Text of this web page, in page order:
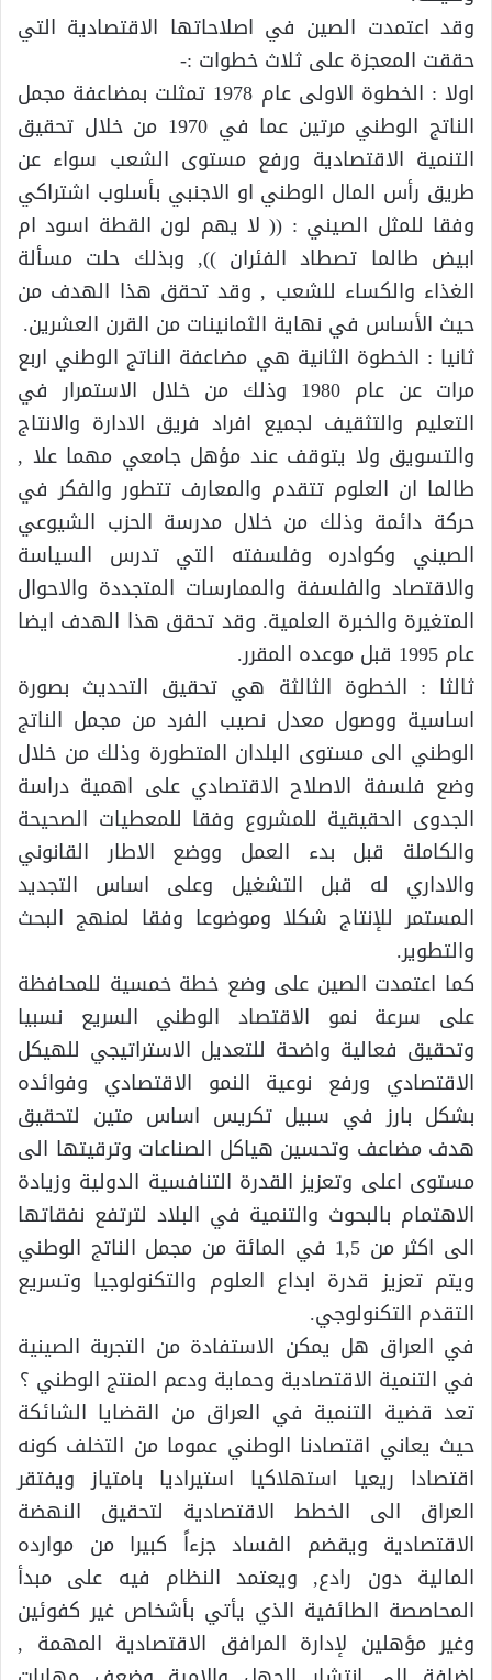
وقد اعتمدت الصين في اصلاحاتها الاقتصادية التي
حققت المعجزة على ثلاث خطوات :-
اولا : الخطوة الاولى عام 1978 تمثلت بمضاعفة مجمل
الناتج الوطني مرتين عما في 1970 من خلال تحقيق
التنمية الاقتصادية ورفع مستوى الشعب سواء عن
طريق رأس المال الوطني او الاجنبي بأسلوب اشتراكي
وفقا للمثل الصيني : (( لا يهم لون القطة اسود ام
ابيض طالما تصطاد الفئران )), وبذلك حلت مسألة
الغذاء والكساء للشعب , وقد تحقق هذا الهدف من
حيث الأساس في نهاية الثمانينات من القرن العشرين.
ثانيا : الخطوة الثانية هي مضاعفة الناتج الوطني اربع
مرات عن عام 1980 وذلك من خلال الاستمرار في
التعليم والتثقيف لجميع افراد فريق الادارة والانتاج
والتسويق ولا يتوقف عند مؤهل جامعي مهما علا ,
طالما ان العلوم تتقدم والمعارف تتطور والفكر في
حركة دائمة وذلك من خلال مدرسة الحزب الشيوعي
الصيني وكوادره وفلسفته التي تدرس السياسة
والاقتصاد والفلسفة والممارسات المتجددة والاحوال
المتغيرة والخبرة العلمية. وقد تحقق هذا الهدف ايضا
عام 1995 قبل موعده المقرر.
ثالثا : الخطوة الثالثة هي تحقيق التحديث بصورة
اساسية ووصول معدل نصيب الفرد من مجمل الناتج
الوطني الى مستوى البلدان المتطورة وذلك من خلال
وضع فلسفة الاصلاح الاقتصادي على اهمية دراسة
الجدوى الحقيقية للمشروع وفقا للمعطيات الصحيحة
والكاملة قبل بدء العمل ووضع الاطار القانوني
والاداري له قبل التشغيل وعلى اساس التجديد
المستمر للإنتاج شكلا وموضوعا وفقا لمنهج البحث
والتطوير.
كما اعتمدت الصين على وضع خطة خمسية للمحافظة
على سرعة نمو الاقتصاد الوطني السريع نسبيا
وتحقيق فعالية واضحة للتعديل الاستراتيجي للهيكل
الاقتصادي ورفع نوعية النمو الاقتصادي وفوائده
بشكل بارز في سبيل تكريس اساس متين لتحقيق
هدف مضاعف وتحسين هياكل الصناعات وترقيتها الى
مستوى اعلى وتعزيز القدرة التنافسية الدولية وزيادة
الاهتمام بالبحوث والتنمية في البلاد لترتفع نفقاتها
الى اكثر من 1,5 في المائة من مجمل الناتج الوطني
ويتم تعزيز قدرة ابداع العلوم والتكنولوجيا وتسريع
التقدم التكنولوجي.
في العراق هل يمكن الاستفادة من التجربة الصينية
في التنمية الاقتصادية وحماية ودعم المنتج الوطني ؟
تعد قضية التنمية في العراق من القضايا الشائكة
حيث يعاني اقتصادنا الوطني عموما من التخلف كونه
اقتصادا ريعيا استهلاكيا استيراديا بامتياز ويفتقر
العراق الى الخطط الاقتصادية لتحقيق النهضة
الاقتصادية ويقضم الفساد جزءاً كبيرا من موارده
المالية دون رادع, ويعتمد النظام فيه على مبدأ
المحاصصة الطائفية الذي يأتي بأشخاص غير كفوئين
وغير مؤهلين لإدارة المرافق الاقتصادية المهمة ,